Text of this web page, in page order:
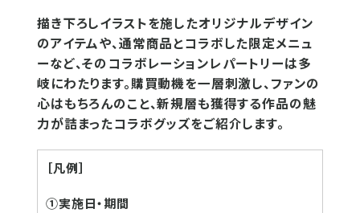
描き下ろしイラストを施したオリジナルデザイン
のアイテムや、通常商品とコラボした限定メニュ
ーなど、そのコラボレーションレパートリーは多
岐にわたります。購買動機を一層刺激し、ファンの
心はもちろんのこと、新規層も獲得する作品の魅
力が詰まったコラボグッズをご紹介します。
［凡例］
①実施日・期間